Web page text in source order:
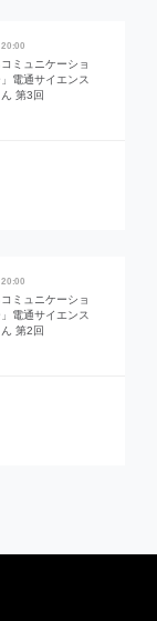
20:00
ミュニケーショ
電通サイエンス
第3回
20:00
ミュニケーショ
電通サイエンス
第2回